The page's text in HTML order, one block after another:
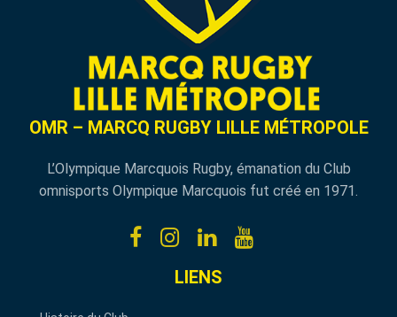
OMR – MARCQ RUGBY LILLE MÉTROPOLE
L’Olympique Marcquois Rugby, émanation du Club
omnisports Olympique Marcquois fut créé en 1971.
LIENS